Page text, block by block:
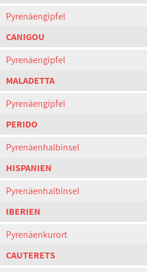
Pyrenäengipfel
CANIGOU
Pyrenäengipfel
MALADETTA
Pyrenäengipfel
PERIDO
Pyrenäenhalbinsel
HISPANIEN
Pyrenäenhalbinsel
IBERIEN
Pyrenäenkurort
CAUTERETS